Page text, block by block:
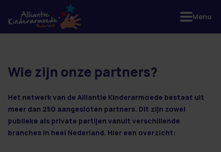
2 resultaten
Wie zijn onze partners?
Het netwerk van de Alliantie Kinderarmoede bestaat uit
meer dan 250 aangesloten partners. Dit zijn zowel
publieke als private partijen vanuit verschillende
branches in heel Nederland. Hier een overzicht:
Menu